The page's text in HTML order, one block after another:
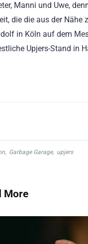
Manni und Uwe,
die die aus der
in Köln auf dem
Upjers-Stand in
, Garbage Garage, upjers
More